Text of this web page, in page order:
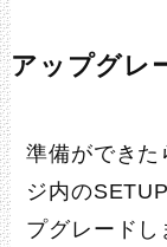
アップグレ
準備ができた
ジ内の
プグレードし